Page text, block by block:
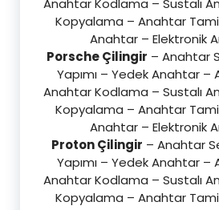
Anahtar Kodlama – Sustalı
Kopyalama – Anahtar
Anahtar – Elektronik
Porsche Çilingir – Anahtar
Yapımı – Yedek Anahtar –
Anahtar Kodlama – Sustalı
Kopyalama – Anahtar
Anahtar – Elektronik
Proton Çilingir – Anahtar
Yapımı – Yedek Anahtar –
Anahtar Kodlama – Sustalı
Kopyalama – Anahtar